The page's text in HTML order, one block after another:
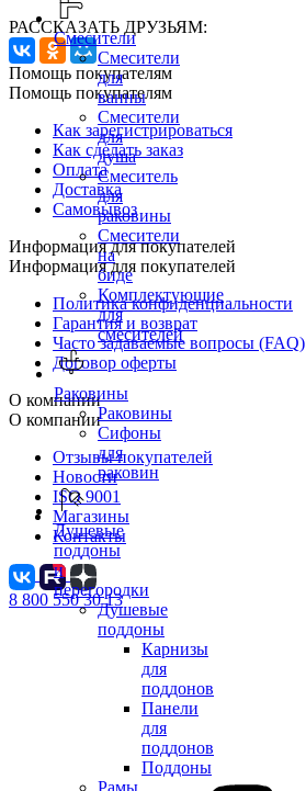
Смесители
Смесители
для
ванны
Смесители
для
душа
Смеситель
для
раковины
Смесители
на
биде
Комплектующие
для
смесителей
Раковины
Раковины
Сифоны
для
раковин
Душевые
поддоны
и
перегородки
Душевые
поддоны
Карнизы
для
поддонов
Панели
для
поддонов
Поддоны
РАССКАЗАТЬ ДРУЗЬЯМ:
Помощь покупателям
Помощь покупателям
Как зарегистрироваться
Как сделать заказ
Оплата
Доставка
Самовывоз
Информация для покупателей
Информация для покупателей
Политика конфиденциальности
Гарантия и возврат
Часто задаваемые вопросы (FAQ)
Договор оферты
О компании
О компании
Отзывы покупателей
Новости
ISO 9001
Магазины
Контакты
8 800 550 30 13